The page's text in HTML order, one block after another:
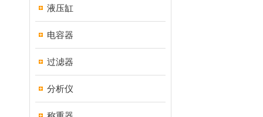
液压缸
电容器
过滤器
分析仪